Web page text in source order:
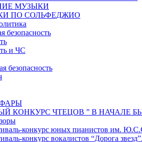
МУЗЫКИ
ПО СОЛЬФЕДЖИО
безопасность
и ЧС
безопасность
КОНКУРС ЧТЕЦОВ ” В НАЧАЛЕ
конкурс юных пианистов им.
конкурс вокалистов “Дорога звезд”.